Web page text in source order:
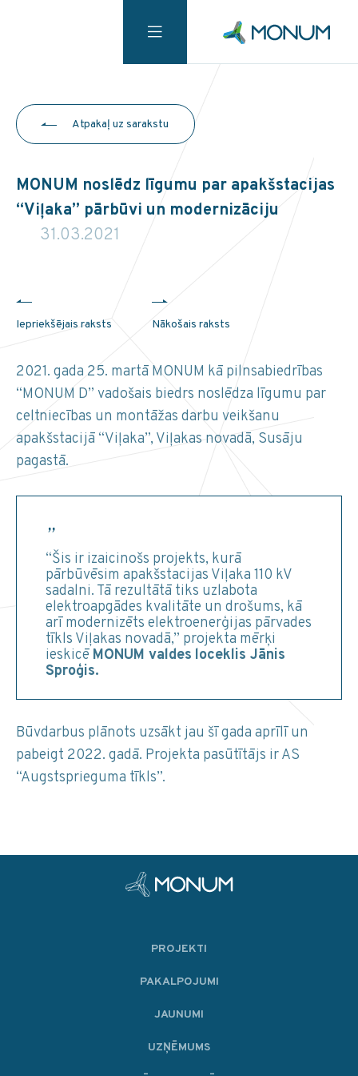
Atpakaļ uz sarakstu
MONUM noslēdz līgumu par apakšstacijas
“Viļaka” pārbūvi un modernizāciju
31.03.2021
Iepriekšējais raksts Nākošais raksts
2021. gada 25. martā MONUM kā pilnsabiedrības
“MONUM D” vadošais biedrs noslēdza līgumu par
celtniecības un montāžas darbu veikšanu
apakšstacijā “Viļaka”, Viļakas novadā, Susāju
pagastā.
“Šis ir izaicinošs projekts, kurā
pārbūvēsim apakšstacijas Viļaka 110 kV
sadalni. Tā rezultātā tiks uzlabota
elektroapgādes kvalitāte un drošums, kā
arī modernizēts elektroenerģijas pārvades
tīkls Viļakas novadā,” projekta mērķi
ieskicē MONUM valdes loceklis Jānis
Sproģis.
Būvdarbus plānots uzsākt jau šī gada aprīlī un
pabeigt 2022. gadā. Projekta pasūtītājs ir AS
“Augstsprieguma tīkls”.
PROJEKTI
PAKALPOJUMI
JAUNUMI
UZŅĒMUMS